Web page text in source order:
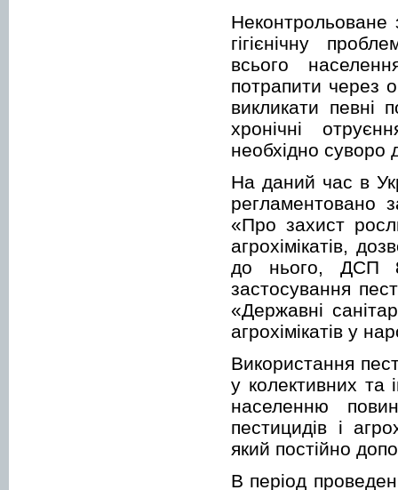
Неконтрольоване
гігієнічну
всього
потрапити через
викликати певні
хронічні
необхідно суворо
На даний час в
регламентовано
«Про захист
агрохімікатів,
до нього, ДСП
застосування
«Державні
агрохімікатів у
Використання
у колективних та
населенню
пестицидів і
який постійно
В період